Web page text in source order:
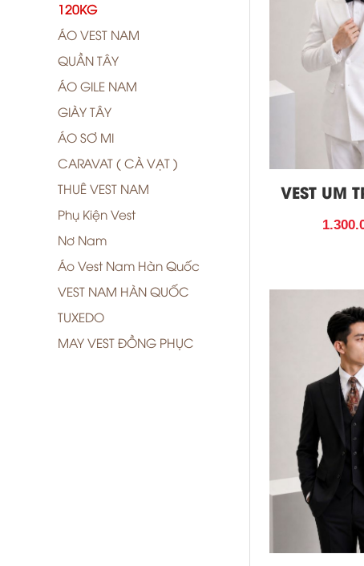
120KG
ÁO VEST NAM
QUẦN TÂY
ÁO GILE NAM
GIÀY TÂY
ÁO SƠ MI
CARAVAT ( CÀ VẠT )
THUÊ VEST NAM
Phụ Kiện Vest
Nơ Nam
Áo Vest Nam Hàn Quốc
VEST NAM HÀN QUỐC
TUXEDO
MAY VEST ĐỒNG PHỤC
VEST UM